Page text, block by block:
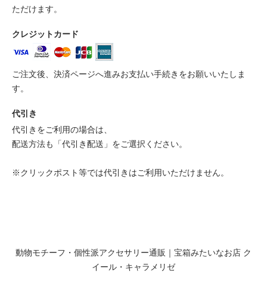
ただけます。
クレジットカード
ご注文後、決済ページへ進みお支払い手続きをお願いいたしま
す。
代引き
代引きをご利用の場合は、
配送方法も「代引き配送」をご選択ください。
※クリックポスト等では代引きはご利用いただけません。
動物モチーフ・個性派アクセサリー通販｜宝箱みたいなお店 ク
イール・キャラメリゼ